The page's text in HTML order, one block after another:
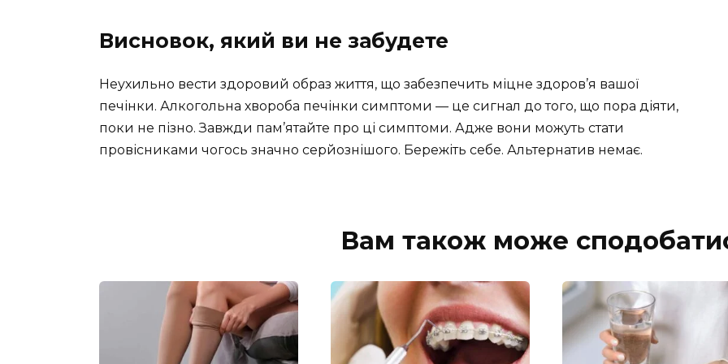
Висновок, який ви не забудете
Неухильно вести здоровий образ життя, що забезпечить міцне здоров’я вашої
печінки. Алкогольна хвороба печінки симптоми — це сигнал до того, що пора діяти,
поки не пізно. Завжди пам’ятайте про ці симптоми. Адже вони можуть стати
провісниками чогось значно серйознішого. Бережіть себе. Альтернатив немає.
Вам також може